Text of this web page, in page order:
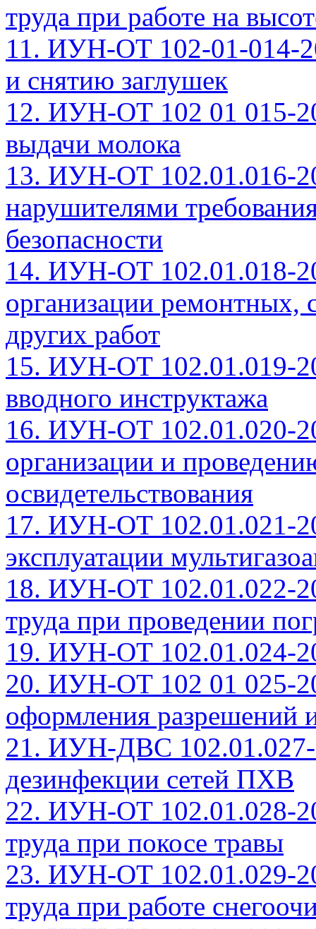
труда при работе на
11. ИУН-ОТ 102-01-014-
и снятию заглушек
12. ИУН-ОТ 102 01 015-
выдачи молока
13. ИУН-ОТ 102.01.016-
нарушителями
безопасности
14. ИУН-ОТ 102.01.018-
организации ремонтных,
других работ
15. ИУН-ОТ 102.01.019-
вводного инструктажа
16. ИУН-ОТ 102.01.020-
организации и
освидетельствования
17. ИУН-ОТ 102.01.021-
эксплуатации
18. ИУН-ОТ 102.01.022-
труда при проведении
19. ИУН-ОТ 102.01.024-
20. ИУН-ОТ 102 01 025-
оформления разрешений
21. ИУН-ДВС 102.01.027-
дезинфекции сетей ПХВ
22. ИУН-ОТ 102.01.028-
труда при покосе травы
23. ИУН-ОТ 102.01.029-
труда при работе